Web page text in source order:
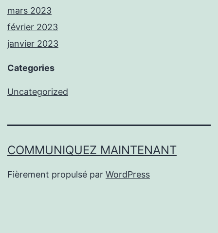
mars 2023
février 2023
janvier 2023
Categories
Uncategorized
COMMUNIQUEZ MAINTENANT
Fièrement propulsé par WordPress